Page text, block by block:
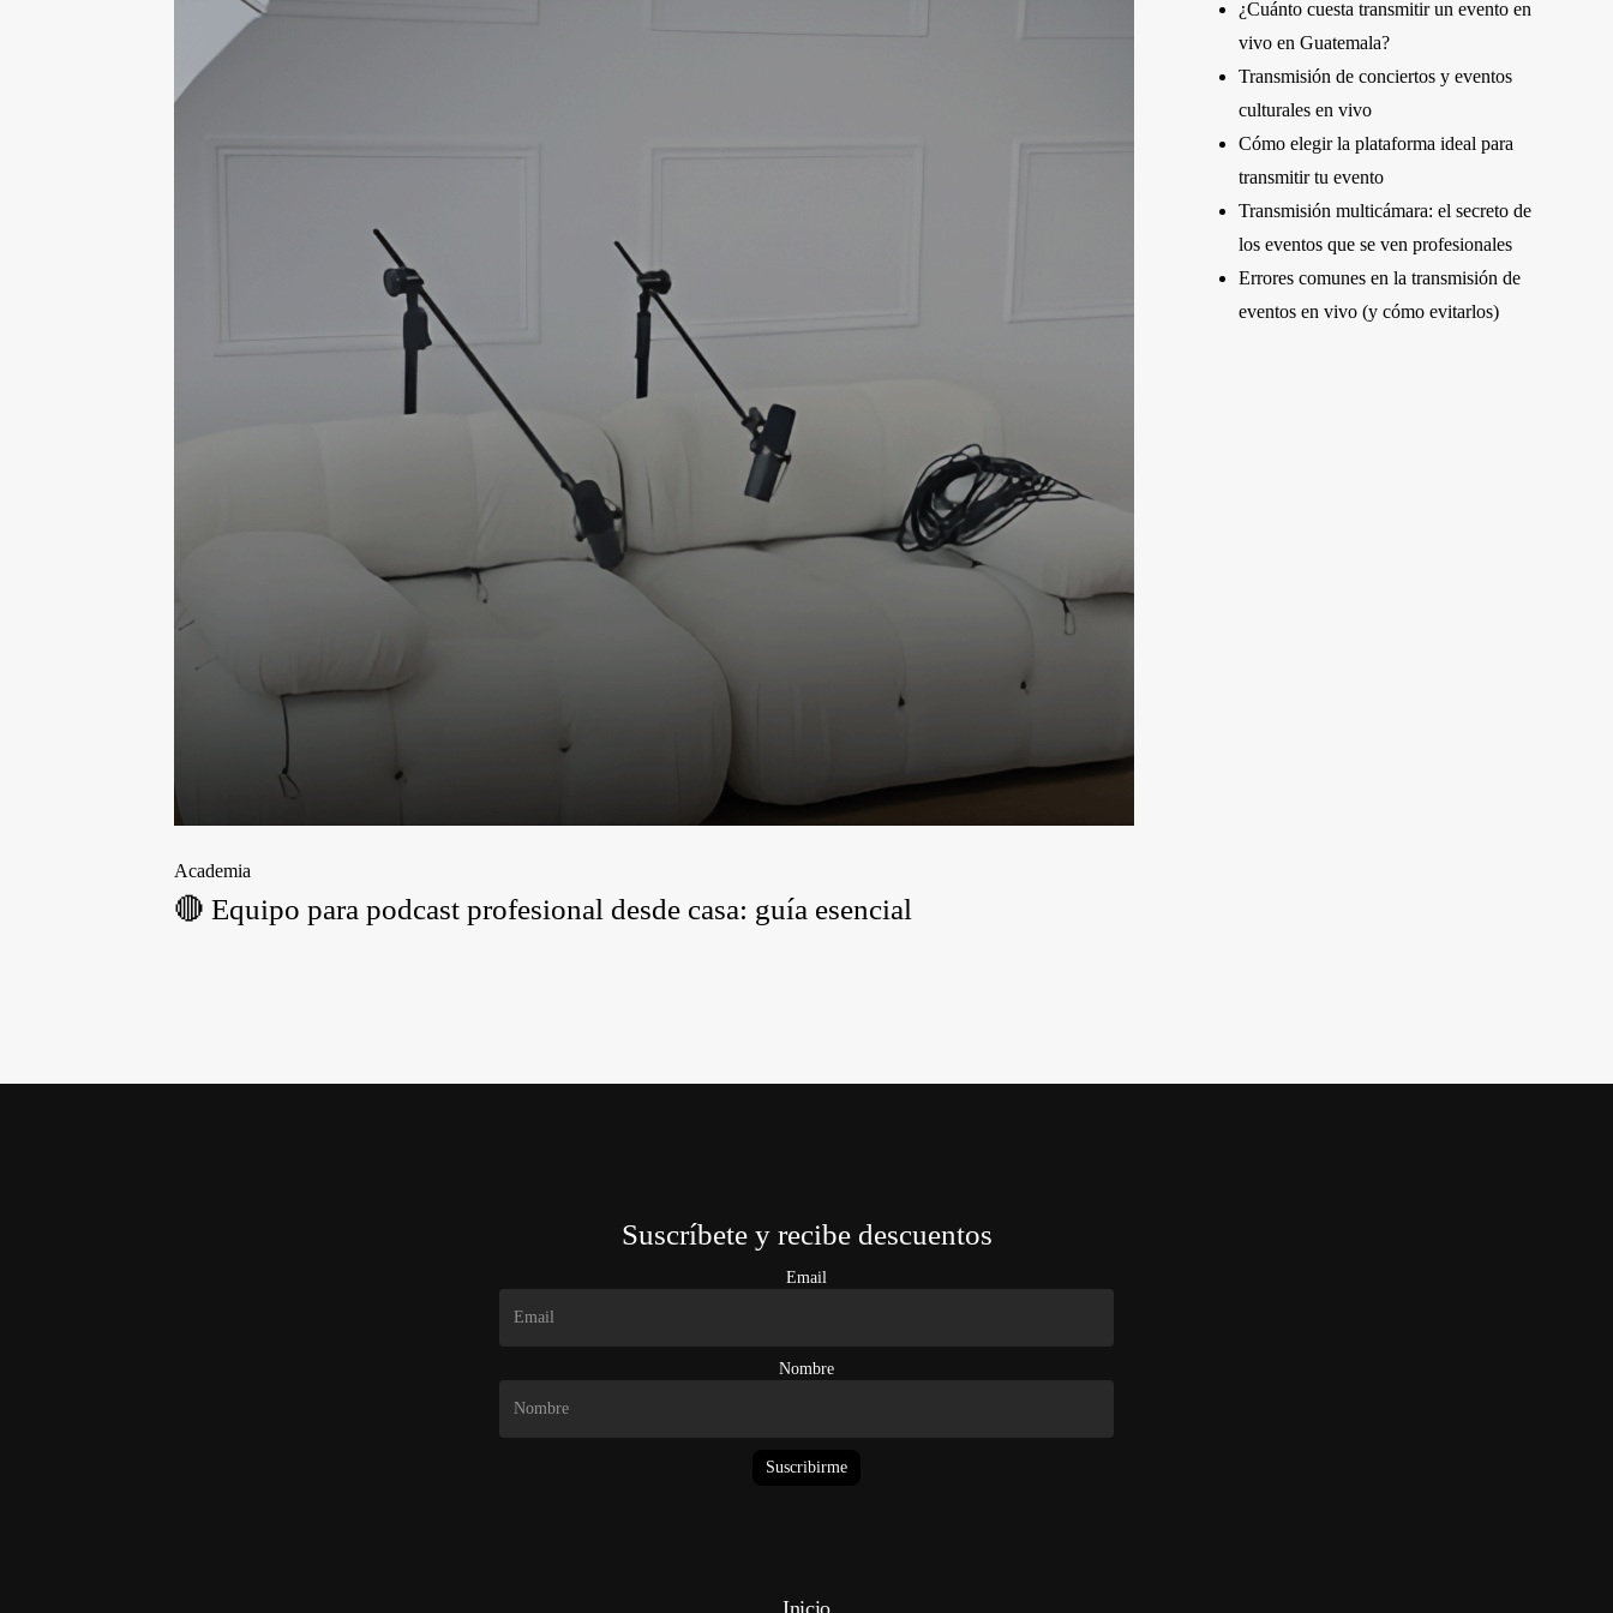
Academia
🔴 Equipo para podcast profesional desde casa: guía esencial
¿Cuánto cuesta transmitir un evento en
vivo en Guatemala?
Transmisión de conciertos y eventos
culturales en vivo
Cómo elegir la plataforma ideal para
transmitir tu evento
Transmisión multicámara: el secreto de
los eventos que se ven profesionales
Errores comunes en la transmisión de
eventos en vivo (y cómo evitarlos)
Suscríbete y recibe descuentos
Email
Nombre
Suscribirme